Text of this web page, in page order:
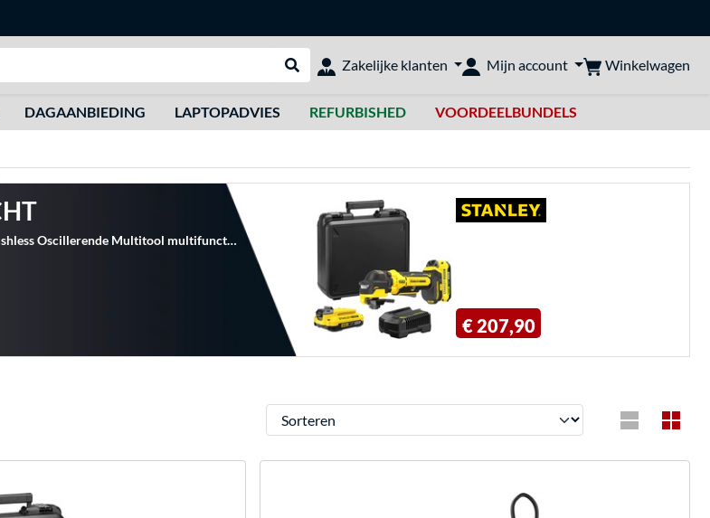
Webshop doorzoeken
Zakelijke klanten Mijn account Winkelwagen
DAGAANBIEDING LAPTOPADVIES REFURBISHED VOORDEELBUNDELS
Stanley FATMAX V20 18V Brushless Oscillerende Multitool multifunctioneel gereedschap
€ 207,90
Sorteren